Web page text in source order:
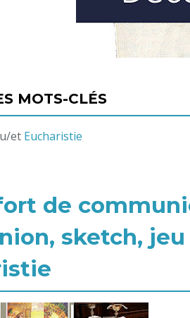
MOTS-CLÉS
et Eucharistie
de
sketch,